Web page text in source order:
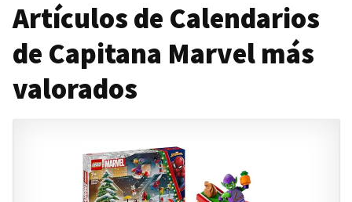
Artículos de Calendarios
de Capitana Marvel más
valorados